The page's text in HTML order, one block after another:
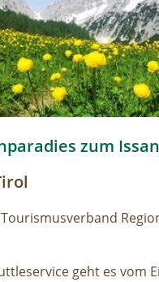
zum
Tourismusverband
geht es vom